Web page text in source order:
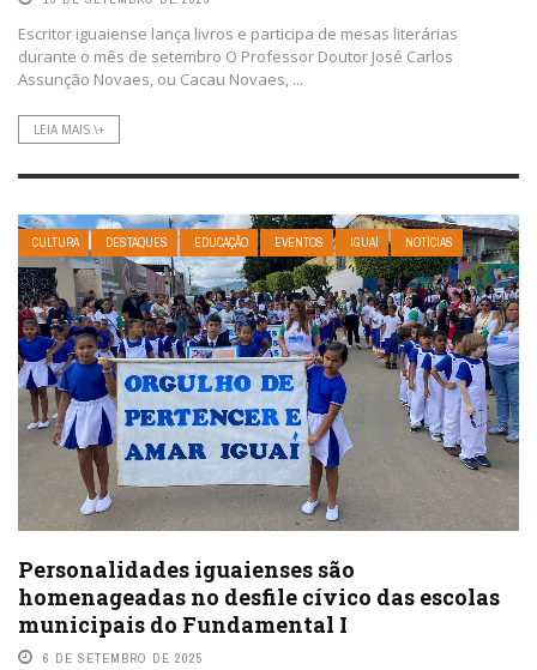
Escritor iguaiense lança livros e participa de mesas literárias
durante o mês de setembro O Professor Doutor José Carlos
Assunção Novaes, ou Cacau Novaes, ...
LEIA MAIS \+
CULTURA DESTAQUES EDUCAÇÃO EVENTOS IGUAÍ NOTÍCIAS
Personalidades iguaienses são
homenageadas no desfile cívico das escolas
municipais do Fundamental I
6 DE SETEMBRO DE 2025